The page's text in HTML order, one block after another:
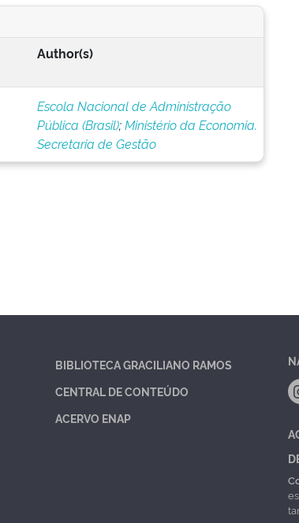
Author(s)
Escola Nacional de Administração
Pública (Brasil);Ministério da Economia.
Secretaria de Gestão
BIBLIOTECA GRACILIANO RAMOS
CENTRAL DE CONTEÚDO
ACERVO ENAP